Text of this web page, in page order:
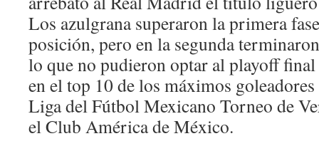
Los azulgrana superaron la primera
posición, pero en la segunda
lo que no pudieron optar al playoff
en el top 10 de los máximos
Liga del Fútbol Mexicano Torneo de
el Club América de México.